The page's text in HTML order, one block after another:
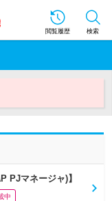
閲覧履歴 検索
PJマネージャ)】
中